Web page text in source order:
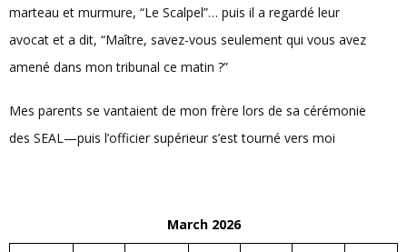
marteau et murmure, “Le Scalpel”… puis il a regardé leur
avocat et a dit, “Maître, savez-vous seulement qui vous avez
amené dans mon tribunal ce matin ?”
Mes parents se vantaient de mon frère lors de sa cérémonie
des SEAL—puis l’officier supérieur s’est tourné vers moi
March 2026